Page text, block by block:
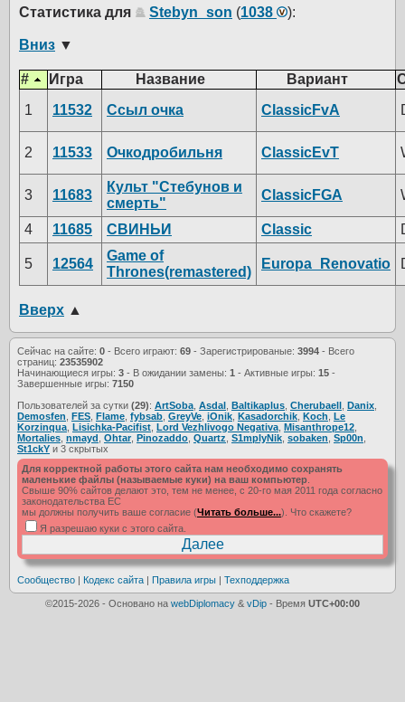
Статистика для Stebyn_son (1038 ):
Вниз ▼
# Игра Название Вариант
1
11532 Ссыл очка ClassicFvA
2 11533 Очкодробильня ClassicEvT
3 11683
Культ "Стебунов и
смерть"
ClassicFGA
4 11685 СВИНЬИ Classic
5 12564
Game of
Thrones(remastered)
Europa_Renovatio
Вверх ▲
Сейчас на сайте: 0 - Всего играют: 69 - Зарегистрированые: 3994 - Всего
страниц: 23535902
Начинающиеся игры: 3 - В ожидании замены: 1 - Активные игры: 15 -
Завершенные игры: 7150
Пользователей за сутки (29): ArtSoba Asdal Baltikaplus Cherubaell Danix
Demosfen FES Flame fybsab GreyVe iOnik Kasadorchik Koch Le
Korzinqua Lisichka-Pacifist Lord Vezhlivogo Negativa Misanthrope12
Mortalies nmayd Ohtar, Pinozaddo Quartz S1mplyNik sobaken Sp00n
St1ckY и 3 скрытых
Для корректной работы этого сайта нам необходимо сохранять
маленькие файлы (называемые куки) на ваш компьютер
Свыше 90% сайтов делают это, тем не менее, с 20-го мая 2011 года согласно
законодательства ЕС
мы должны получить ваше согласие (Читать больше...). Что скажете?
Я разрешаю куки с этого сайта.
Сообщество | Кодекс сайта | Правила игры | Техподдержка
©2015-2026 - Основано на webDiplomacy & vDip - Время UTC+00:00